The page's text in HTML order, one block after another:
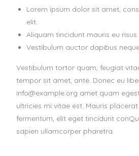
Lorem ipsum dolor sit amet,
elit.
Aliquam tincidunt mauris eu risus.
Vestibulum auctor dapibus
Vestibulum tortor quam, feugiat
tempor sit amet, ante. Donec eu
info@example.org amet quam
ultricies mi vitae est. Mauris
fermentum, elit eget tincidunt
sapien ullamcorper pharetra.